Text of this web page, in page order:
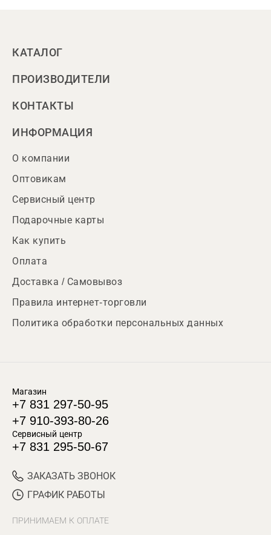
КАТАЛОГ
ПРОИЗВОДИТЕЛИ
КОНТАКТЫ
ИНФОРМАЦИЯ
О компании
Оптовикам
Сервисный центр
Подарочные карты
Как купить
Оплата
Доставка / Самовывоз
Правила интернет-торговли
Политика обработки персональных данных
Магазин
+7 831 297-50-95
+7 910-393-80-26
Сервисный центр
+7 831 295-50-67
ЗАКАЗАТЬ ЗВОНОК
ГРАФИК РАБОТЫ
ПРИНИМАЕМ К ОПЛАТЕ